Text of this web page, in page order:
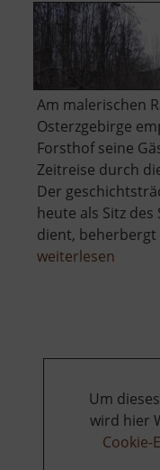
Am malerischen
Osterzgebirge
Forsthof seine
Zeitreise durch
Der
heute als Sitz
dient, beherbergt
weiterlesen
Um
wird hier
Cookie-